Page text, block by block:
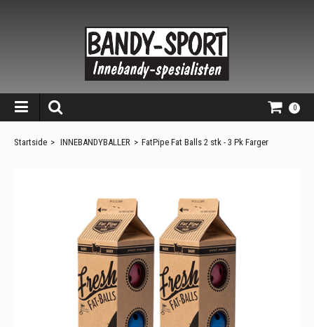
0
Startside > INNEBANDYBALLER > FatPipe Fat Balls 2 stk - 3 Pk Farger